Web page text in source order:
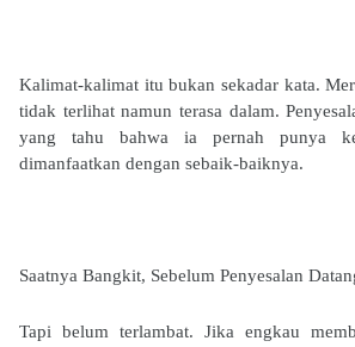
Kalimat-kalimat itu bukan sekadar kata.
tidak terlihat namun terasa dalam.
yang tahu bahwa ia pernah punya
dimanfaatkan dengan sebaik-baiknya.
Saatnya Bangkit, Sebelum Penyesalan
Tapi belum terlambat. Jika engkau